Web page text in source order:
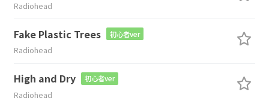
Radiohead
Fake Plastic Trees 初心者ver
Radiohead
High and Dry 初心者ver
Radiohead